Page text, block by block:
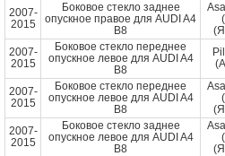
2007-
2015
Боковое стекло заднее
опускное правое для AUDI A4
B8
2007-
2015
Боковое стекло переднее
опускное левое для AUDI A4
B8
2007-
2015
Боковое стекло переднее
опускное левое для AUDI A4
B8
2007-
2015
Боковое стекло заднее
опускное левое для AUDI A4
B8